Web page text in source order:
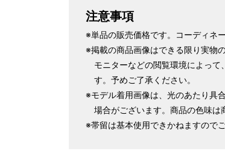
注意事項
※単品の販売価格です。コーディネ
※掲載の商品画像はできる限り実物
モニターなどの閲覧環境によって
す。予めご了承ください。
※モデル着用画像は、光のあたり具
場合がございます。商品の色味は
※帯留は基本使用できかねますので